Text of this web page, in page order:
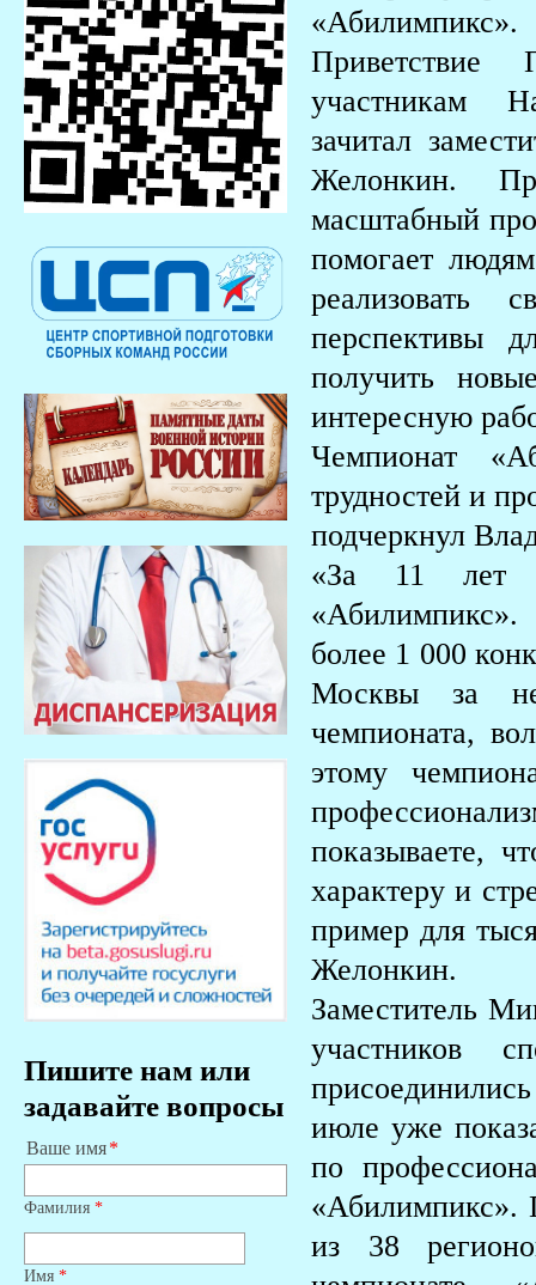
Пишите нам или
задавайте вопросы
Ваше имя
Фамилия *
Имя *
«Абилимпикс».
Приветствие
участникам
зачитал
Желонкин.
масштабный
помогает
реализовать
перспективы
получить
интересную
Чемпионат
трудностей и
подчеркнул
«За 11 лет
более 1 000
Москвы за
чемпионата,
этому
показываете,
характеру и
пример для
Желонкин.
Заместитель
участников
июле уже
по
«Абилимпикс».
из 38